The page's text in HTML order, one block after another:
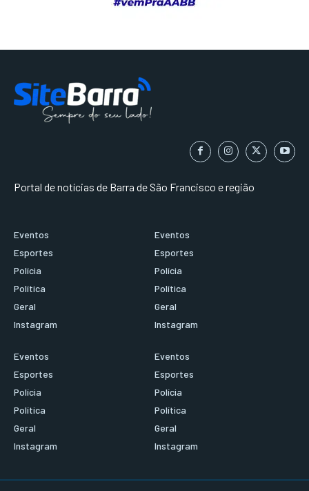
Portal de notícias de Barra de São Francisco e região
Eventos
Esportes
Polícia
Política
Geral
Instagram
Eventos
Esportes
Polícia
Política
Geral
Instagram
Eventos
Esportes
Polícia
Política
Geral
Instagram
Eventos
Esportes
Polícia
Política
Geral
Instagram